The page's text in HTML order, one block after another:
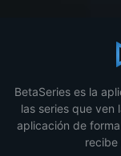
BetaSeries es la
las series que ven
aplicación de
recibe